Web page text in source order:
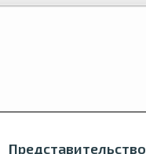
Представительство